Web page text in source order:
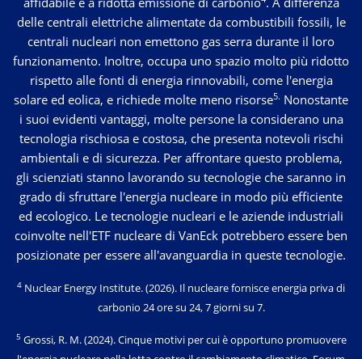
delle centrali elettriche alimentate da combustibili fossili, le
centrali nucleari non emettono gas serra durante il loro
funzionamento. Inoltre, occupa uno spazio molto più ridotto
rispetto alle fonti di energia rinnovabili, come l'energia
solare ed eolica, e richiede molte meno risorse5. Nonostante
i suoi evidenti vantaggi, molte persone la considerano una
tecnologia rischiosa e costosa, che presenta notevoli rischi
ambientali e di sicurezza. Per affrontare questo problema,
gli scienziati stanno lavorando su tecnologie che saranno in
grado di sfruttare l'energia nucleare in modo più efficiente
ed ecologico. Le tecnologie nucleari e le aziende industriali
coinvolte nell'ETF nucleare di VanEck potrebbero essere ben
posizionate per essere all'avanguardia in queste tecnologie.
4 Nuclear Energy Institute. (2026). Il nucleare fornisce energia priva di
carbonio 24 ore su 24, 7 giorni su 7.
5 Grossi, R. M. (2024). Cinque motivi per cui è opportuno promuovere